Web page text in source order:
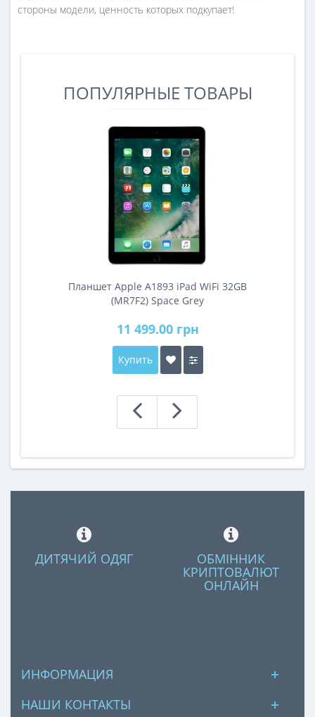
стороны модели, ценность которых подкупает!
ПОПУЛЯРНЫЕ ТОВАРЫ
Планшет Apple A1893 iPad WiFi 32GB
(MR7F2) Space Grey
11 499.00 грн
Купить
ДИТЯЧИЙ ОДЯГ ОБМІННИК
КРИПТОВАЛЮТ
ОНЛАЙН
ИНФОРМАЦИЯ
НАШИ КОНТАКТЫ